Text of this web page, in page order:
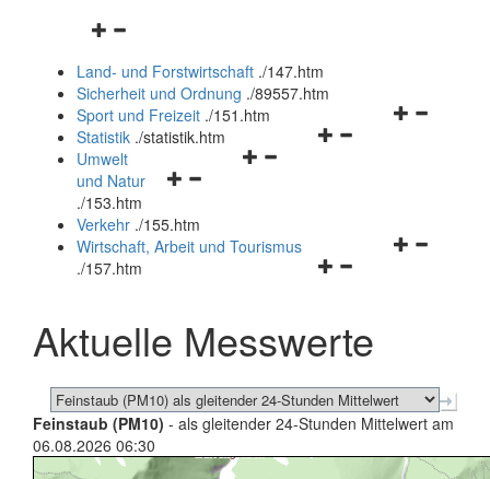
Navigationsmenü
und
schließen
Land- und Forstwirtschaft ./147.htm
Sicherheit und Ordnung ./89557.htm
Navigationsmenü
Sport und Freizeit ./151.htm
Navigationsmenü
Statistik ./statistik.htm
Navigationsmenü
und
schließen
Umwelt
und Natur
./153.htm
Verkehr ./155.htm
Navigationsmenü
schließen
Wirtschaft, Arbeit und Tourismus
./157.htm
Aktuelle Messwerte
Feinstaub (PM10) - als gleitender 24-Stunden Mittelwert am
06.08.2026 06:30